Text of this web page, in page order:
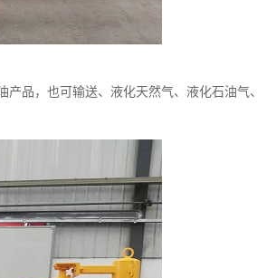
品，也可输送、液化天然气、液化石油气、